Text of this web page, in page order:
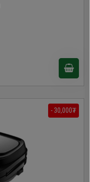
- 30,000₮